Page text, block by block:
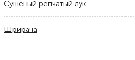
Сушеный репчатый лук
Шрирача